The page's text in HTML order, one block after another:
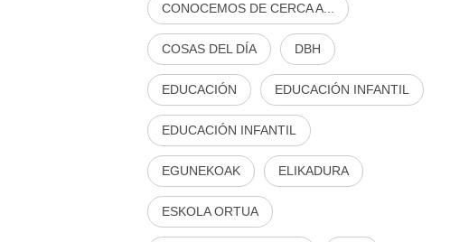
CONOCEMOS DE CERCA A...
COSAS DEL DÍA DBH
EDUCACIÓN EDUCACIÓN INFANTIL
EDUCACIÓN INFANTIL
EGUNEKOAK ELIKADURA
ESKOLA ORTUA